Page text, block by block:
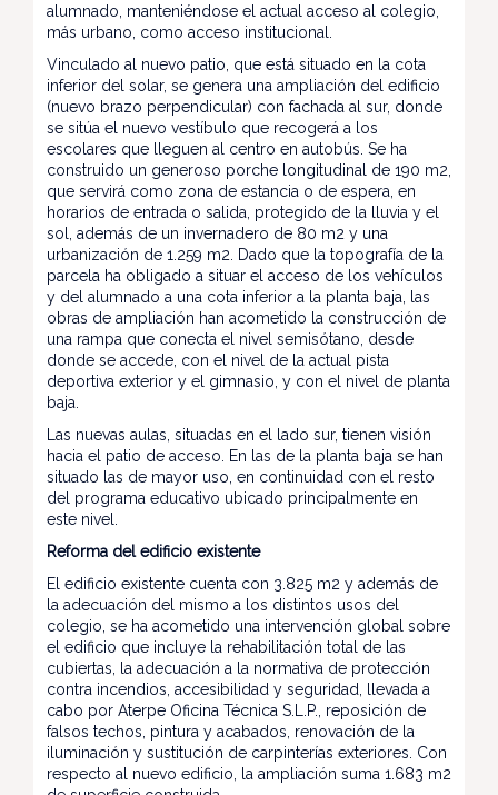
alumnado, manteniéndose el actual acceso al colegio,
más urbano, como acceso institucional.
Vinculado al nuevo patio, que está situado en la cota
inferior del solar, se genera una ampliación del edificio
(nuevo brazo perpendicular) con fachada al sur, donde
se sitúa el nuevo vestíbulo que recogerá a los
escolares que lleguen al centro en autobús. Se ha
construido un generoso porche longitudinal de 190 m2,
que servirá como zona de estancia o de espera, en
horarios de entrada o salida, protegido de la lluvia y el
sol, además de un invernadero de 80 m2 y una
urbanización de 1.259 m2. Dado que la topografía de la
parcela ha obligado a situar el acceso de los vehículos
y del alumnado a una cota inferior a la planta baja, las
obras de ampliación han acometido la construcción de
una rampa que conecta el nivel semisótano, desde
donde se accede, con el nivel de la actual pista
deportiva exterior y el gimnasio, y con el nivel de planta
baja.
Las nuevas aulas, situadas en el lado sur, tienen visión
hacia el patio de acceso. En las de la planta baja se han
situado las de mayor uso, en continuidad con el resto
del programa educativo ubicado principalmente en
este nivel.
Reforma del edificio existente
El edificio existente cuenta con 3.825 m2 y además de
la adecuación del mismo a los distintos usos del
colegio, se ha acometido una intervención global sobre
el edificio que incluye la rehabilitación total de las
cubiertas, la adecuación a la normativa de protección
contra incendios, accesibilidad y seguridad, llevada a
cabo por Aterpe Oficina Técnica S.L.P., reposición de
falsos techos, pintura y acabados, renovación de la
iluminación y sustitución de carpinterías exteriores. Con
respecto al nuevo edificio, la ampliación suma 1.683 m2